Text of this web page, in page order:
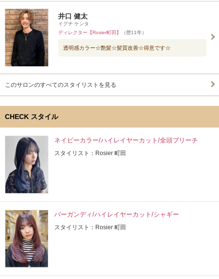
井口 健太
イグチ ケンタ
ディレクター【Rosier町田】
（歴11年）
透明感カラー☆艶髪☆髪質改善☆得意です☆
このサロンのすべてのスタイリストを見る
CHECK スタイル
ネイビーカラー/ハイレイヤーカット/全頭ブリーチ
スタイリスト：Rosier 町田
バーガンディ/ハイレイヤーカット/シャギー
スタイリスト：Rosier 町田